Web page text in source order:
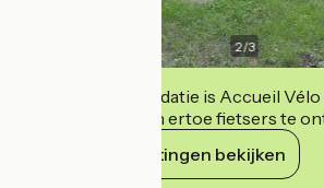
2/3
Deze accommodatie is Accueil
en verbindt zich ertoe fietsers te
Haar verplichtingen bekijken